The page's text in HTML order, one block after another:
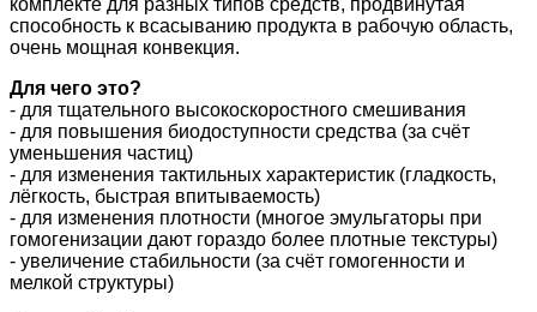
комплекте для разных типов средств, продвинутая
способность к всасыванию продукта в рабочую область,
очень мощная конвекция.
Для чего это?
- для тщательного высокоскоростного смешивания
- для повышения биодоступности средства (за счёт
уменьшения частиц)
- для изменения тактильных характеристик (гладкость,
лёгкость, быстрая впитываемость)
- для изменения плотности (многое эмульгаторы при
гомогенизации дают гораздо более плотные текстуры)
- увеличение стабильности (за счёт гомогенности и
мелкой структуры)